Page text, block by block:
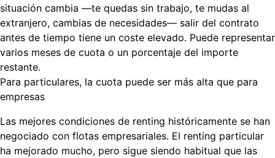
situación cambia —te quedas sin trabajo, te mudas al
extranjero, cambias de necesidades— salir del contrato
antes de tiempo tiene un coste elevado. Puede representar
varios meses de cuota o un porcentaje del importe
restante.
Para particulares, la cuota puede ser más alta que para
empresas
Las mejores condiciones de renting históricamente se han
negociado con flotas empresariales. El renting particular
ha mejorado mucho, pero sigue siendo habitual que las